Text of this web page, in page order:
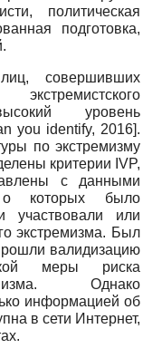
политическая
подготовка,
совершивших
уровень
you identify, 2016].
по экстремизму
критерии IVP,
с данными
которых было
участвовали или
экстремизма. Был
валидизацию
меры риска
Однако
информацией об
в сети Интернет,